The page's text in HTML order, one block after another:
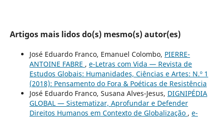
Artigos mais lidos do(s) mesmo(s) autor(es)
José Eduardo Franco, Emanuel Colombo, PIERRE-
ANTOINE FABRE , e-Letras com Vida — Revista de
Estudos Globais: Humanidades, Ciências e Artes: N.º 1
(2018): Pensamento do Fora & Poéticas de Resistência
José Eduardo Franco, Susana Alves-Jesus, DIGNIPÉDIA
GLOBAL — Sistematizar, Aprofundar e Defender
Direitos Humanos em Contexto de Globalização , e-